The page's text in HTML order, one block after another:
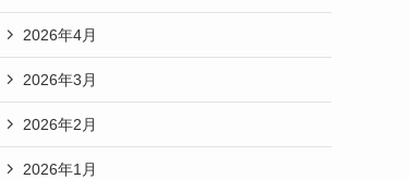
2026年4月
2026年3月
2026年2月
2026年1月